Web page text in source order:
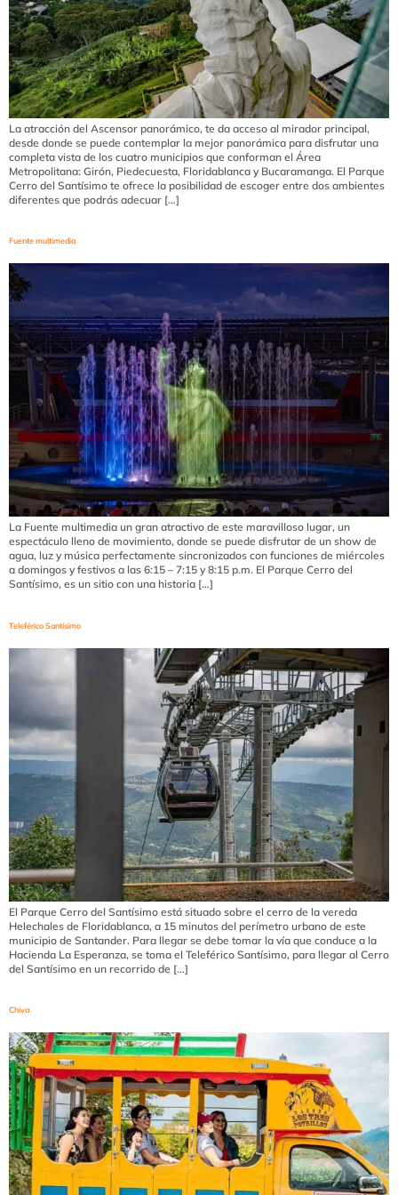
La atracción del Ascensor panorámico, te da acceso al mirador principal,
desde donde se puede contemplar la mejor panorámica para disfrutar una
completa vista de los cuatro municipios que conforman el Área
Metropolitana: Girón, Piedecuesta, Floridablanca y Bucaramanga. El Parque
Cerro del Santísimo te ofrece la posibilidad de escoger entre dos ambientes
diferentes que podrás adecuar […]
Fuente multimedia
La Fuente multimedia un gran atractivo de este maravilloso lugar, un
espectáculo lleno de movimiento, donde se puede disfrutar de un show de
agua, luz y música perfectamente sincronizados con funciones de miércoles
a domingos y festivos a las 6:15 – 7:15 y 8:15 p.m. El Parque Cerro del
Santísimo, es un sitio con una historia […]
Teleférico Santísimo
El Parque Cerro del Santísimo está situado sobre el cerro de la vereda
Helechales de Floridablanca, a 15 minutos del perímetro urbano de este
municipio de Santander. Para llegar se debe tomar la vía que conduce a la
Hacienda La Esperanza, se toma el Teleférico Santísimo, para llegar al Cerro
del Santísimo en un recorrido de […]
Chiva